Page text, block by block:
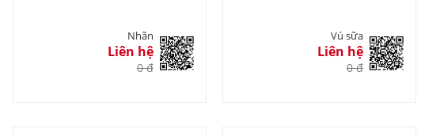
Nhãn
Liên hệ
0 đ
Vú sữa
Liên hệ
0 đ